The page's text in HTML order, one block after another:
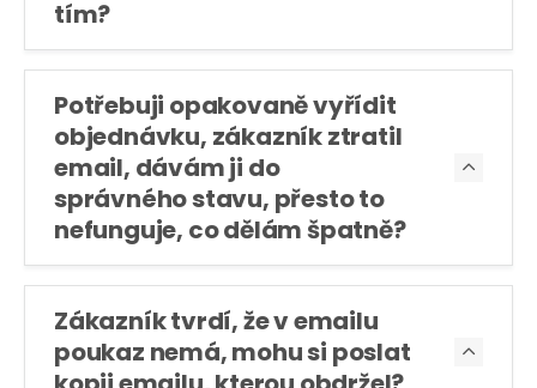
tím?
Potřebuji opakovaně vyřídit
objednávku, zákazník ztratil
email, dávám ji do
správného stavu, přesto to
nefunguje, co dělám špatně?

Zákazník tvrdí, že v emailu
poukaz nemá, mohu si poslat
